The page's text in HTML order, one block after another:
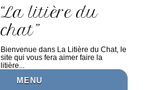
“La litière du
chat”
Bienvenue dans La Litière du Chat, le
site qui vous fera aimer faire la
litière...
MENU